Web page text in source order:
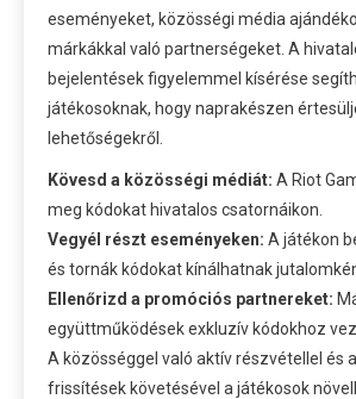
eseményeket, közösségi média
márkákkal való partnerségeket. A
bejelentések figyelemmel kísérése
játékosoknak, hogy naprakészen
lehetőségekről.
Kövesd a közösségi médiát: A Riot
meg kódokat hivatalos csatornáikon.
Vegyél részt eseményeken: A játékon
és tornák kódokat kínálhatnak
Ellenőrizd a promóciós partnereket:
együttműködések exkluzív kódokhoz
A közösséggel való aktív részvétellel és
frissítések követésével a játékosok